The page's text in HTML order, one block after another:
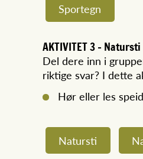
Sportegn
AKTIVITET 3 - Natursti
Del dere inn i
riktige svar? I dette
Hør eller les
Natursti